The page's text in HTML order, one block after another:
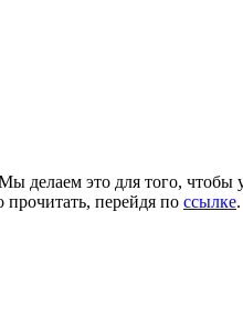
это для того, чтобы
перейдя по ссылке.